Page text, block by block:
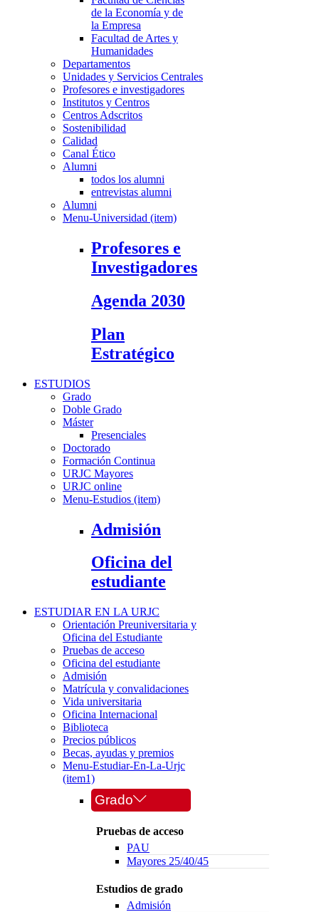
de la Economía y de
la Empresa
Facultad de Artes y
Humanidades
Departamentos
Unidades y Servicios Centrales
Profesores e investigadores
Institutos y Centros
Centros Adscritos
Sostenibilidad
Calidad
Canal Ético
Alumni
todos los alumni
entrevistas alumni
Alumni
Menu-Universidad (item)
Profesores e
Investigadores
Agenda 2030
Plan
Estratégico
ESTUDIOS
Grado
Doble Grado
Máster
Presenciales
Doctorado
Formación Continua
URJC Mayores
URJC online
Menu-Estudios (item)
Admisión
Oficina del
estudiante
ESTUDIAR EN LA URJC
Orientación Preuniversitaria y
Oficina del Estudiante
Pruebas de acceso
Oficina del estudiante
Admisión
Matrícula y convalidaciones
Vida universitaria
Oficina Internacional
Biblioteca
Precios públicos
Becas, ayudas y premios
Menu-Estudiar-En-La-Urjc
(item1)
Grado
Pruebas de acceso
PAU
Mayores 25/40/45
Estudios de grado
Admisión